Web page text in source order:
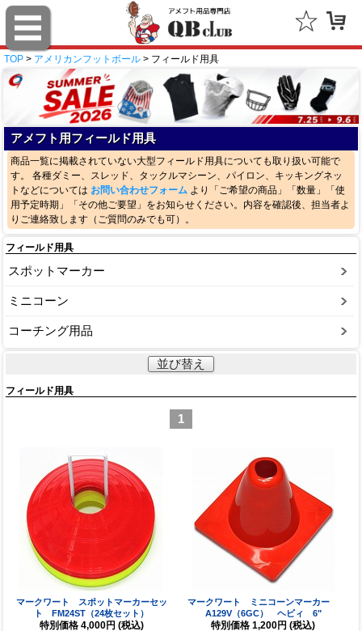
TOP > アメリカンフットボール > フィールド用具
アメフト用フィールド用具
商品一覧に掲載されていない大型フィールド用具についても取り扱い可能で
す。 各種ダミー、スレッド、タックルマシーン、パイロン、キッキングネッ
トなどについては お問い合わせフォーム より「ご希望の商品」「数量」「使
用予定時期」「その他ご要望」をお知らせください。内容を確認後、担当者よ
りご連絡致します（ご質問のみでも可）。
フィールド用具
スポットマーカー
ミニコーン
コーチング用品
並び替え
フィールド用具
1
マークワート スポットマーカーセッ
ト FM24ST（24枚セット）
特別価格 4,000円 (税込)
マークワート ミニコーンマーカー
A129V（6GC） ヘビィ 6"
特別価格 1,200円 (税込)